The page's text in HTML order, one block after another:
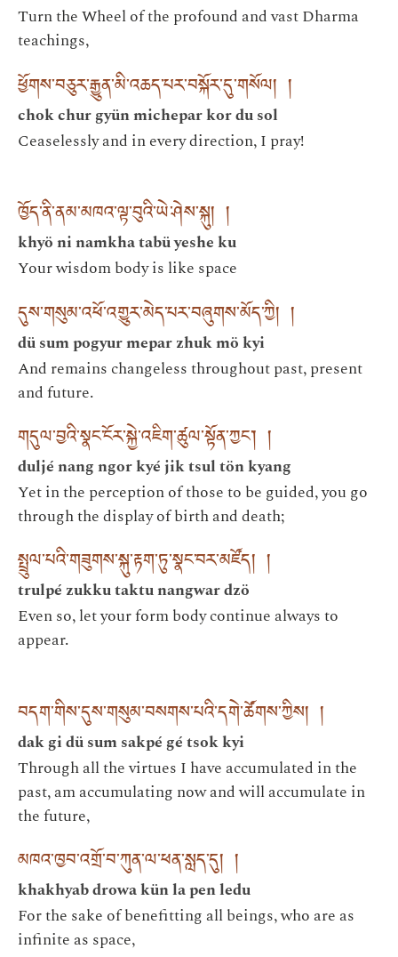
Turn the Wheel of the profound and vast Dharma
teachings,
ཕྱོགས་བཅུར་རྒྱུན་མི་འཆད་པར་བསྐོར་དུ་གསོལ། །
chok chur gyün michepar kor du sol
Ceaselessly and in every direction, I pray!
ཁྱོད་ནི་ནམ་མཁའ་ལྟ་བུའི་ཡེ་ཤེས་སྐུ། །
khyö ni namkha tabü yeshe ku
Your wisdom body is like space
དུས་གསུམ་འཕོ་འགྱུར་མེད་པར་བཞུགས་མོད་ཀྱི། །
dü sum pogyur mepar zhuk mö kyi
And remains changeless throughout past, present
and future.
གདུལ་བྱའི་སྣང་ངོར་སྐྱེ་འཇིག་ཚུལ་སྟོན་ཀྱང་། །
duljé nang ngor kyé jik tsul tön kyang
Yet in the perception of those to be guided, you go
through the display of birth and death;
སྤྲུལ་པའི་གཟུགས་སྐུ་རྟག་ཏུ་སྣང་བར་མཛོད། །
trulpé zukku taktu nangwar dzö
Even so, let your form body continue always to
appear.
བདག་གིས་དུས་གསུམ་བསགས་པའི་དགེ་ཚོགས་ཀྱིས། །
dak gi dü sum sakpé gé tsok kyi
Through all the virtues I have accumulated in the
past, am accumulating now and will accumulate in
the future,
མཁའ་ཁྱབ་འགྲོ་བ་ཀུན་ལ་ཕན་སླད་དུ། །
khakhyab drowa kün la pen ledu
For the sake of benefitting all beings, who are as
infinite as space,